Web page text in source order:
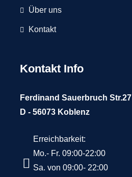
Über uns
Kontakt
Kontakt Info
Ferdinand Sauerbruch Str.27
D - 56073 Koblenz
Erreichbarkeit:
Mo.- Fr. 09:00-22:00
Sa. von 09:00- 22:00